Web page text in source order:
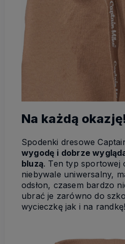
Na każdą okazję!
Spodenki dresowe
wygodę i dobrze
bluzą. Ten typ sportowej
niebywale uniwersalny,
odsłon, czasem bardzo
ubrać je zarówno do
wycieczkę jak i na randkę!